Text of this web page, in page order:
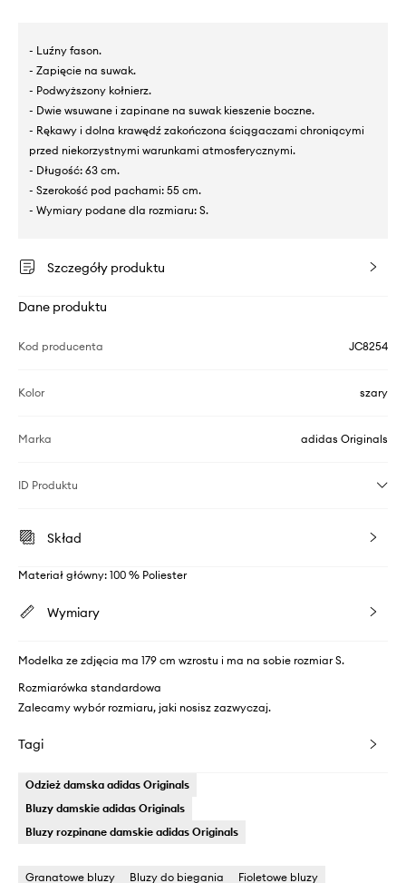
- Luźny fason.
- Zapięcie na suwak.
- Podwyższony kołnierz.
- Dwie wsuwane i zapinane na suwak kieszenie boczne.
- Rękawy i dolna krawędź zakończona ściągaczami chroniącymi
przed niekorzystnymi warunkami atmosferycznymi.
- Długość: 63 cm.
- Szerokość pod pachami: 55 cm.
- Wymiary podane dla rozmiaru: S.
Szczegóły produktu
Dane produktu
Kod producenta JC8254
Kolor szary
Marka adidas Originals
ID Produktu
Skład
Materiał główny: 100 % Poliester
Wymiary
Modelka ze zdjęcia ma 179 cm wzrostu i ma na sobie rozmiar S.
Rozmiarówka standardowa
Zalecamy wybór rozmiaru, jaki nosisz zazwyczaj.
Tagi
Odzież damska adidas Originals
Bluzy damskie adidas Originals
Bluzy rozpinane damskie adidas Originals
Granatowe bluzy Bluzy do biegania Fioletowe bluzy